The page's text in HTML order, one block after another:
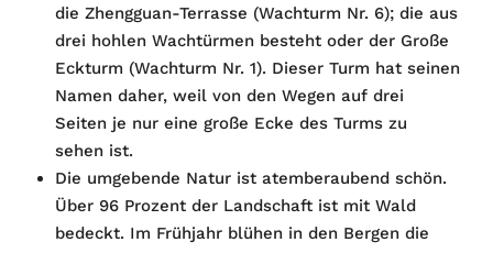
die Zhengguan-Terrasse (Wachturm Nr. 6); die aus
drei hohlen Wachtürmen besteht oder der Große
Eckturm (Wachturm Nr. 1). Dieser Turm hat seinen
Namen daher, weil von den Wegen auf drei
Seiten je nur eine große Ecke des Turms zu
sehen ist.
Die umgebende Natur ist atemberaubend schön.
Über 96 Prozent der Landschaft ist mit Wald
bedeckt. Im Frühjahr blühen in den Bergen die